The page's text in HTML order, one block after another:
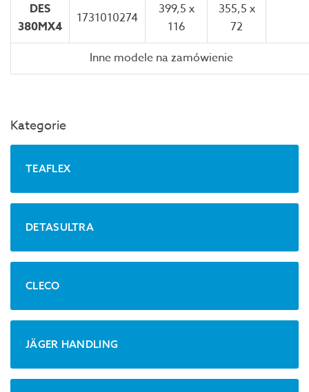
DES
380MX4
1731010274
399,5 x
116
355,5 x
72
Inne modele na zamówienie
Kategorie
TEAFLEX
DETASULTRA
CLECO
JÄGER HANDLING